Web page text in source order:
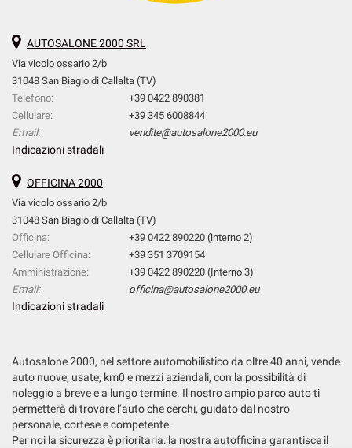
AUTOSALONE 2000 SRL
Via vicolo ossario 2/b
31048 San Biagio di Callalta (TV)
Telefono:
+39 0422 890381
Cellulare:
+39 345 6008844
Email:
vendite@autosalone2000.eu
Indicazioni stradali
OFFICINA 2000
Via vicolo ossario 2/b
31048 San Biagio di Callalta (TV)
Officina:
+39 0422 890220 (interno 2)
Cellulare Officina:
+39 351 3709154
Amministrazione:
+39 0422 890220 (Interno 3)
Email:
officina@autosalone2000.eu
Indicazioni stradali
Autosalone 2000, nel settore automobilistico da oltre 40 anni, vende
auto nuove, usate, km0 e mezzi aziendali, con la possibilità di
noleggio a breve e a lungo termine. Il nostro ampio parco auto ti
permetterà di trovare l’auto che cerchi, guidato dal nostro
personale, cortese e competente.
Per noi la sicurezza è prioritaria: la nostra autofficina garantisce il